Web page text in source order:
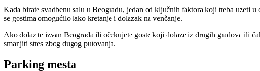
Kada birate svadbenu salu u Beogradu, jedan od ključnih faktora koji treba uzeti
se gostima omogućilo lako kretanje i dolazak na venčanje.
Ako dolazite izvan Beograda ili očekujete goste koji dolaze iz drugih gradova ili
smanjiti stres zbog dugog putovanja.
Parking mesta